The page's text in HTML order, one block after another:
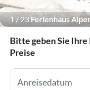
1/23Ferienhaus
Bitte geben Sie
Preise